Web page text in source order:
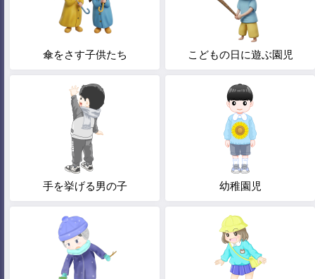
傘をさす子供たち こどもの日に遊ぶ園児
手を挙げる男の子 幼稚園児